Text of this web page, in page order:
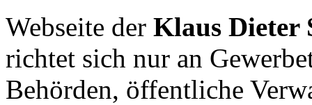
Webseite der Klaus Dieter
richtet sich nur an
Behörden, öffentliche